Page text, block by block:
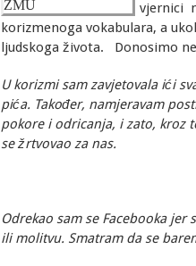
vjernici
korizmenoga vokabulara, a
ljudskoga života. Donosimo
U korizmi sam zavjetovala ići
pića. Također, namjeravam
pokore i odricanja, i zato, kroz
se žrtvovao za nas.
Odrekao sam se Facebooka
ili molitvu. Smatram da se